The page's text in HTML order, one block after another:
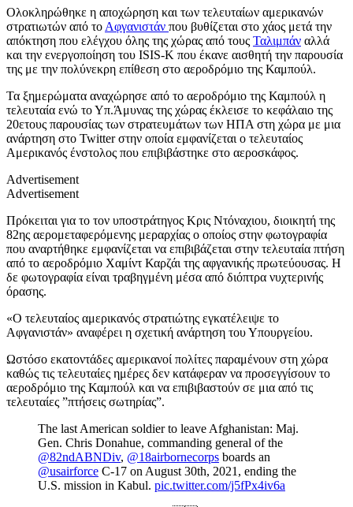
Ολοκληρώθηκε η αποχώρηση και των τελευταίων αμερικανών
στρατιωτών από το Αφγανιστάν που βυθίζεται στο χάος μετά την
απόκτηση που ελέγχου όλης της χώρας από τους Ταλιμπάν αλλά
και την ενεργοποίηση του ISIS-K που έκανε αισθητή την παρουσία
της με την πολύνεκρη επίθεση στο αεροδρόμιο της Καμπούλ.
Τα ξημερώματα αναχώρησε από το αεροδρόμιο της Καμπούλ η
τελευταία ενώ το Υπ.Άμυνας της χώρας έκλεισε το κεφάλαιο της
20ετους παρουσίας των στρατευμάτων των ΗΠΑ στη χώρα με μια
ανάρτηση στο Twitter στην οποία εμφανίζεται ο τελευταίος
Αμερικανός ένστολος που επιβιβάστηκε στο αεροσκάφος.
Advertisement
Advertisement
Πρόκειται για το τον υποστράτηγος Κρις Ντόναχιου, διοικητή της
82ης αερομεταφερόμενης μεραρχίας ο οποίος στην φωτογραφία
που αναρτήθηκε εμφανίζεται να επιβιβάζεται στην τελευταία πτήση
από το αεροδρόμιο Χαμίντ Καρζάι της αφγανικής πρωτεύουσας. Η
δε φωτογραφία είναι τραβηγμένη μέσα από διόπτρα νυχτερινής
όρασης.
«Ο τελευταίος αμερικανός στρατιώτης εγκατέλειψε το
Αφγανιστάν» αναφέρει η σχετική ανάρτηση του Υπουργείου.
Ωστόσο εκατοντάδες αμερικανοί πολίτες παραμένουν στη χώρα
καθώς τις τελευταίες ημέρες δεν κατάφεραν να προσεγγίσουν το
αεροδρόμιο της Καμπούλ και να επιβιβαστούν σε μια από τις
τελευταίες ”πτήσεις σωτηρίας”.
The last American soldier to leave Afghanistan: Maj.
Gen. Chris Donahue, commanding general of the
@82ndABNDiv, @18airbornecorps boards an
@usairforce C-17 on August 30th, 2021, ending the
U.S. mission in Kabul. pic.twitter.com/j5fPx4iv6a